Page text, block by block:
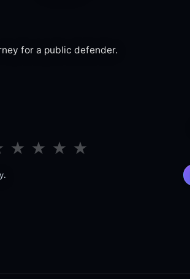
for a public defender.
★ ★ ★ ★